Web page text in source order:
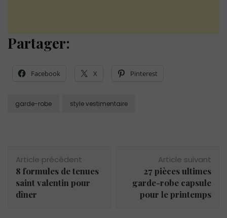
Partager:
Facebook X Pinterest
garde-robe style vestimentaire
d'article
Article précédent
8 formules de tenues
saint valentin pour
dîner
Article suivant
27 pièces ultimes
garde-robe capsule
pour le printemps